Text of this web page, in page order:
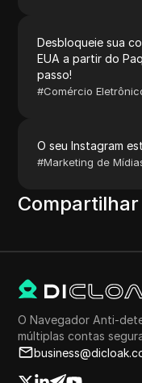
Desbloqueie sua
EUA a partir do
passo!
#Comércio
O seu Instagram
#Marketing de
O Navegador Anti-
múltiplas contas